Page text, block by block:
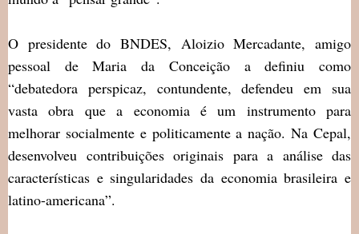
O presidente do BNDES, Aloizio Mercadante, amigo
pessoal de Maria da Conceição a definiu como
“debatedora perspicaz, contundente, defendeu em sua
vasta obra que a economia é um instrumento para
melhorar socialmente e politicamente a nação. Na Cepal,
desenvolveu contribuições originais para a análise das
características e singularidades da economia brasileira e
latino-americana”.